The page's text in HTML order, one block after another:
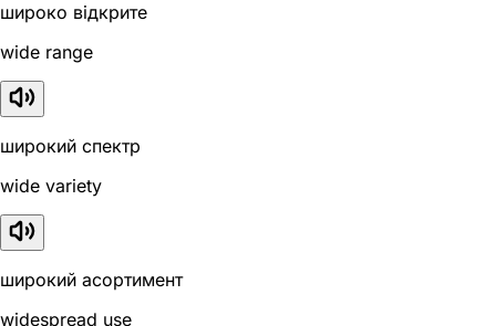
широко відкрите
wide range
широкий спектр
wide variety
широкий асортимент
widespread use